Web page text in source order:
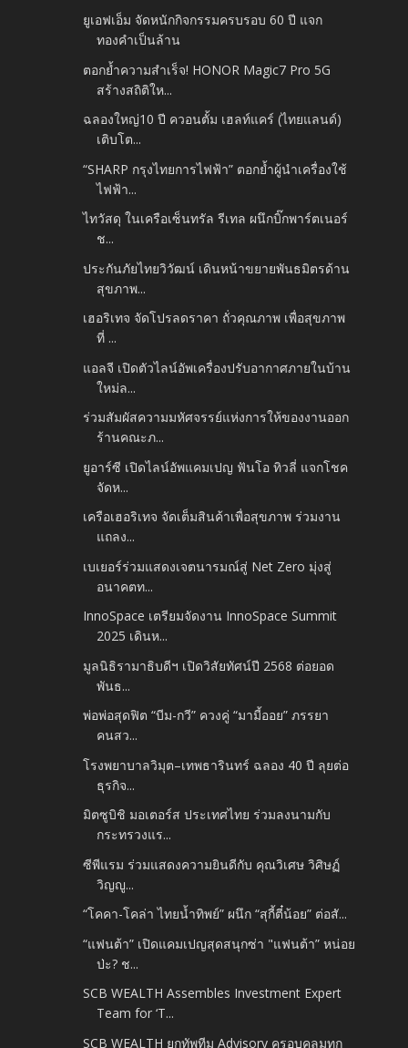
ยูเอฟเอ็ม จัดหนักกิจกรรมครบรอบ 60 ปี แจก
ทองคำเป็นล้าน
ตอกย้ำความสำเร็จ! HONOR Magic7 Pro 5G
สร้างสถิติให...
ฉลองใหญ่10 ปี ควอนตั้ม เฮลท์แคร์ (ไทยแลนด์)
เติบโต...
“SHARP กรุงไทยการไฟฟ้า” ตอกย้ำผู้นำเครื่องใช้
ไฟฟ้า...
ไทวัสดุ ในเครือเซ็นทรัล รีเทล ผนึกบิ๊กพาร์ตเนอร์
ช...
ประกันภัยไทยวิวัฒน์ เดินหน้าขยายพันธมิตรด้าน
สุขภาพ...
เฮอริเทจ จัดโปรลดราคา ถั่วคุณภาพ เพื่อสุขภาพ
ที่ ...
แอลจี เปิดตัวไลน์อัพเครื่องปรับอากาศภายในบ้าน
ใหม่ล...
ร่วมสัมผัสความมหัศจรรย์แห่งการให้ของงานออก
ร้านคณะภ...
ยูอาร์ซี เปิดไลน์อัพแคมเปญ ฟันโอ ทิวลี่ แจกโชค
จัดห...
เครือเฮอริเทจ จัดเต็มสินค้าเพื่อสุขภาพ ร่วมงาน
แถลง...
เบเยอร์ร่วมแสดงเจตนารมณ์สู่ Net Zero มุ่งสู่
อนาคตท...
InnoSpace เตรียมจัดงาน InnoSpace Summit
2025 เดินห...
มูลนิธิรามาธิบดีฯ เปิดวิสัยทัศน์ปี 2568 ต่อยอด
พันธ...
พ่อพ่อสุดฟิต “บีม-กวี” ควงคู่ “มามี้ออย” ภรรยา
คนสว...
โรงพยาบาลวิมุต–เทพธารินทร์ ฉลอง 40 ปี ลุยต่อ
ธุรกิจ...
มิตซูบิชิ มอเตอร์ส ประเทศไทย ร่วมลงนามกับ
กระทรวงแร...
ซีพีแรม ร่วมแสดงความยินดีกับ คุณวิเศษ วิศิษฏ์
วิญญู...
“โคคา-โคล่า ไทยน้ำทิพย์” ผนึก “สุกี้ตี๋น้อย” ต่อสั...
“แฟนต้า” เปิดแคมเปญสุดสนุกซ่า "แฟนต้า” หน่อย
ป่ะ? ช...
SCB WEALTH Assembles Investment Expert
Team for ‘T...
SCB WEALTH ยกทัพทีม Advisory ครอบคลุมทุก